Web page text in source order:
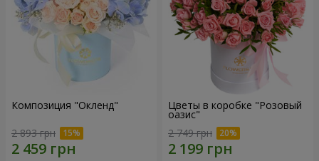
Композиция "Окленд"
2 893 грн
Цветы в коробке "Розовый
оазис"
2 749 грн